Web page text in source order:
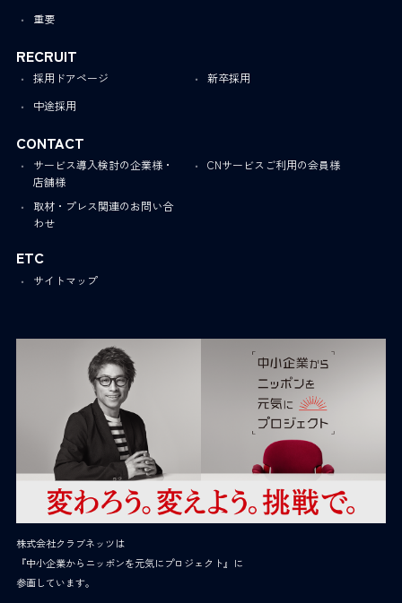
重要
RECRUIT
採用ドアページ
新卒採用
中途採用
CONTACT
サービス導入検討の企業様・
店舗様
CNサービスご利用の会員様
取材・プレス関連のお問い合
わせ
ETC
サイトマップ
株式会社クラブネッツは
『中小企業からニッポンを元気にプロジェクト』に
参画しています。